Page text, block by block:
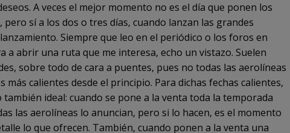
A veces el mejor momento no es el día que ponen los
pero sí a los dos o tres días, cuando lanzan las grandes
Siempre que leo en el periódico o los foros en
a abrir una ruta que me interesa, echo un vistazo. Suelen
sobre todo de cara a puentes, pues no todas las aerolíneas
más calientes desde el principio. Para dichas fechas calientes,
ideal: cuando se pone a la venta toda la temporada
las aerolíneas lo anuncian, pero si lo hacen, es el momento
lo que ofrecen. También, cuando ponen a la venta una